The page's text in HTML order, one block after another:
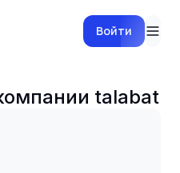
Войти
talabat